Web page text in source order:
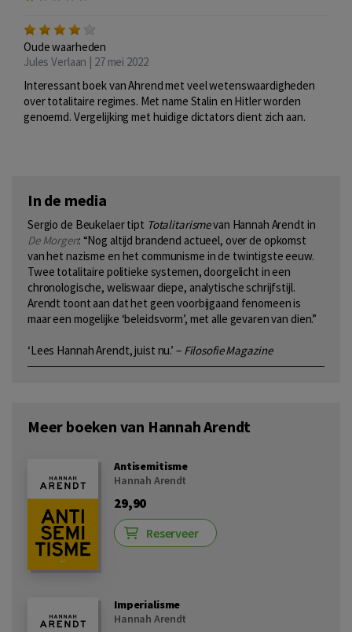
Oude waarheden
Jules Verlaan | 27 mei 2022
Interessant boek van Ahrend met veel wetenswaardigheden
over totalitaire regimes. Met name Stalin en Hitler worden
genoemd. Vergelijking met huidige dictators dient zich aan.
In de media
Sergio de Beukelaer tipt Totalitarismevan Hannah Arendt in
De Morgen: “Nog altijd brandend actueel, over de opkomst
van het nazisme en het communisme in de twintigste eeuw.
Twee totalitaire politieke systemen, doorgelicht in een
chronologische, weliswaar diepe, analytische schrijfstijl.
Arendt toont aan dat het geen voorbijgaand fenomeen is
maar een mogelijke ‘beleidsvorm’, met alle gevaren van dien.”
‘Lees Hannah Arendt, juist nu.’ –Filosofie Magazine
Meer boeken van Hannah Arendt
Antisemitisme
Hannah Arendt
29,90
Reserveer
Imperialisme
Hannah Arendt